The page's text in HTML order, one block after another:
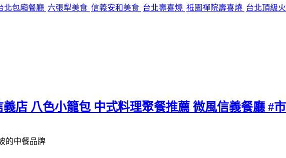
北包廂餐廳 六張犁美食 信義安和美食 台北壽喜燒 祇園禪院壽喜燒 台北頂級
店 八色小籠包 中式料理聚餐推薦 微風信義餐廳 #
的中餐品牌